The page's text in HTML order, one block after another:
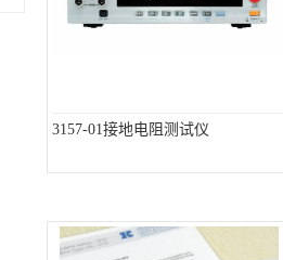
3157-01接地电阻测试仪